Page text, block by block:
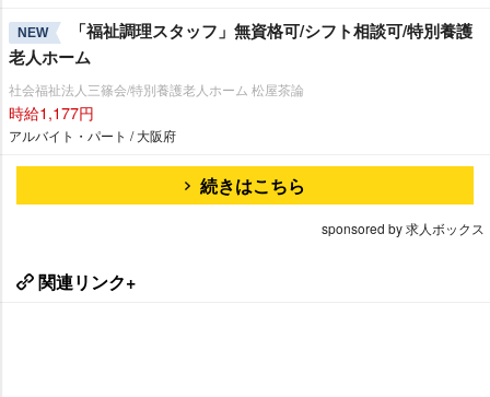
NEW
「福祉調理スタッフ」無資格可/シフト相談可/特別養護
老人ホーム
社会福祉法人三篠会/特別養護老人ホーム 松屋茶論
時給1,177円
アルバイト・パート / 大阪府
続きはこちら
sponsored by 求人ボックス
関連リンク+